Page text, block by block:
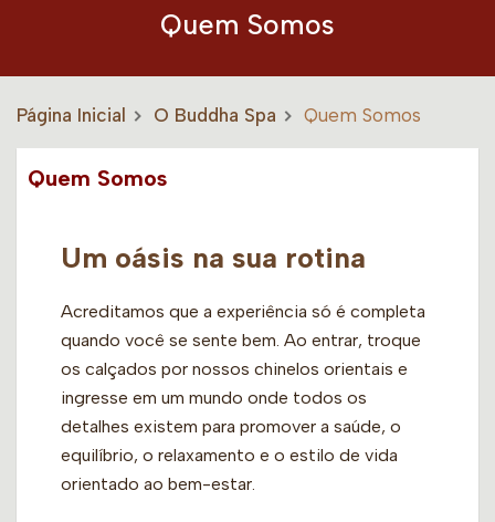
Quem Somos
Página Inicial O Buddha Spa Quem Somos
Quem Somos
Um oásis na sua rotina
Acreditamos que a experiência só é completa
quando você se sente bem. Ao entrar, troque
os calçados por nossos chinelos orientais e
ingresse em um mundo onde todos os
detalhes existem para promover a saúde, o
equilíbrio, o relaxamento e o estilo de vida
orientado ao bem-estar.